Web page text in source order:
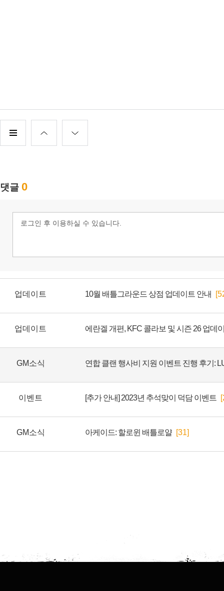
업데이트 10월 배틀그라운드 상점 업데이트 안내
업데이트 에란겔 개편, KFC 콜라보 및 시즌 26 업데
GM소식
이벤트 [추가 안내] 2023년 추석맞이 덕담 이벤트
GM소식 아케이드: 할로윈 배틀로얄 [31]